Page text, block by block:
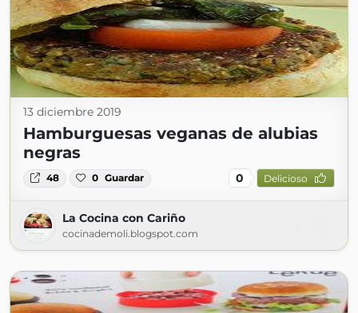
13 diciembre 2019
Hamburguesas veganas de alubias
negras
48 0 Guardar 0 Delicioso
La Cocina con Cariño
cocinademoli.blogspot.com